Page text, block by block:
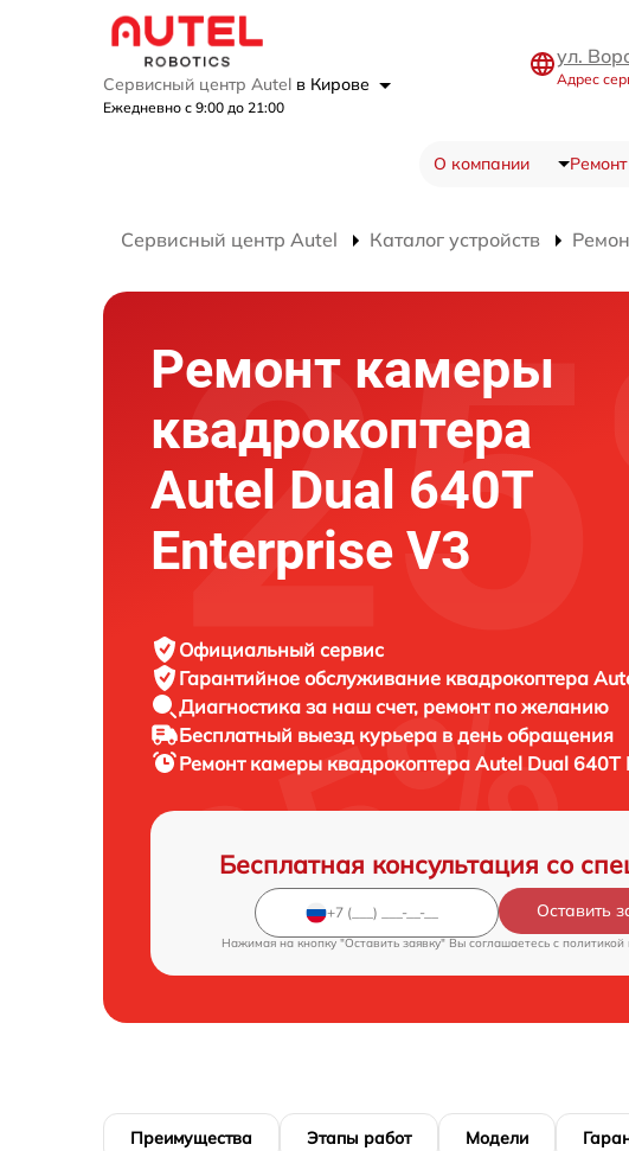
Сервисный центр Autel в Кирове
Ежедневно с 9:00 до 21:00
ул.
Адрес
О компании Ремонт
Сервисный центр Autel Каталог устройств
Ремонт камеры
квадрокоптера
Autel Dual 640T
Enterprise V3
Официальный сервис
Гарантийное обслуживание квадрокоптера
Диагностика за наш счет, ремонт по желанию
Бесплатный выезд курьера в день обращения
Ремонт камеры квадрокоптера Autel Dual 640T
Бесплатная консультация со
Оставить
Нажимая на кнопку "Оставить заявку" Вы соглашаетесь c политикой
Преимущества Этапы работ Модели